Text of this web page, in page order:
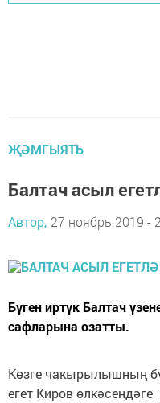
ҖӘМГЫЯТЬ
Балтач асыл
Автор, 27 ноябрь 2019 -
Бүген иртүк Балтач
сафларына озатты.
Көзге чакырылышның
егет Киров